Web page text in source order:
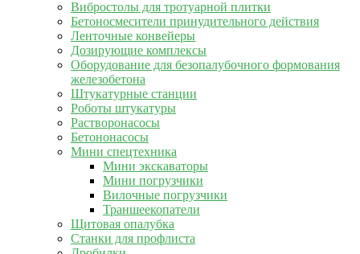
Вибростолы для тротуарной плитки
Бетоносмесители принудительного действия
Ленточные конвейеры
Дозирующие комплексы
Оборудование для безопалубочного формования
железобетона
Штукатурные станции
Роботы штукатуры
Растворонасосы
Бетононасосы
Мини спецтехника
Мини экскаваторы
Мини погрузчики
Вилочные погрузчики
Траншеекопатели
Щитовая опалубка
Станки для профлиста